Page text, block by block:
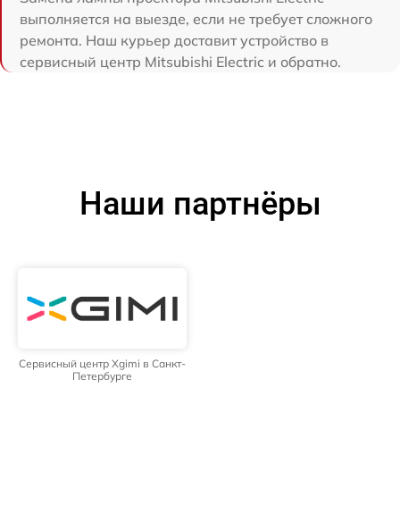
выполняется на выезде, если не требует сложного
ремонта. Наш курьер доставит устройство в
сервисный центр Mitsubishi Electric и обратно.
Наши партнёры
Сервисный центр Xgimi в Санкт-
Петербурге